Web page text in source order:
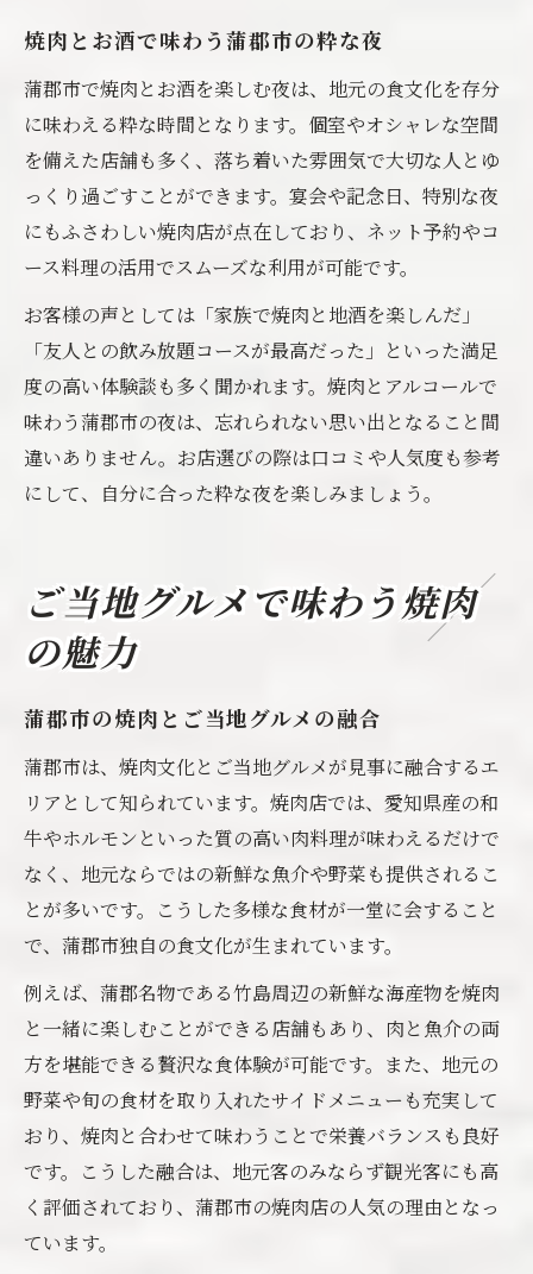
焼肉とお酒で味わう蒲郡市の粋な夜
蒲郡市で焼肉とお酒を楽しむ夜は、地元の食文化を存分
に味わえる粋な時間となります。個室やオシャレな空間
を備えた店舗も多く、落ち着いた雰囲気で大切な人とゆ
っくり過ごすことができます。宴会や記念日、特別な夜
にもふさわしい焼肉店が点在しており、ネット予約やコ
ース料理の活用でスムーズな利用が可能です。
お客様の声としては「家族で焼肉と地酒を楽しんだ」
「友人との飲み放題コースが最高だった」といった満足
度の高い体験談も多く聞かれます。焼肉とアルコールで
味わう蒲郡市の夜は、忘れられない思い出となること間
違いありません。お店選びの際は口コミや人気度も参考
にして、自分に合った粋な夜を楽しみましょう。
ご当地グルメで味わう焼肉
の魅力
蒲郡市の焼肉とご当地グルメの融合
蒲郡市は、焼肉文化とご当地グルメが見事に融合するエ
リアとして知られています。焼肉店では、愛知県産の和
牛やホルモンといった質の高い肉料理が味わえるだけで
なく、地元ならではの新鮮な魚介や野菜も提供されるこ
とが多いです。こうした多様な食材が一堂に会すること
で、蒲郡市独自の食文化が生まれています。
例えば、蒲郡名物である竹島周辺の新鮮な海産物を焼肉
と一緒に楽しむことができる店舗もあり、肉と魚介の両
方を堪能できる贅沢な食体験が可能です。また、地元の
野菜や旬の食材を取り入れたサイドメニューも充実して
おり、焼肉と合わせて味わうことで栄養バランスも良好
です。こうした融合は、地元客のみならず観光客にも高
く評価されており、蒲郡市の焼肉店の人気の理由となっ
ています。